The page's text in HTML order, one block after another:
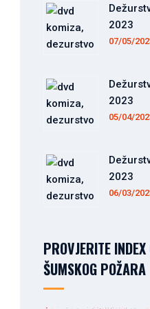
2023
07/05/
2023
05/04/
2023
06/03/
PROVJERITE
ŠUMSKOG POŽARA